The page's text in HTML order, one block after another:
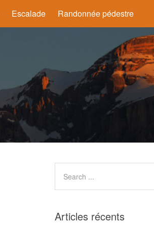
Escalade Randonnée pédestre
Articles récents